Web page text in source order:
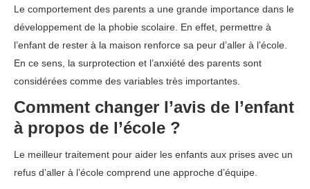
Le comportement des parents a une grande importance dans le
développement de la phobie scolaire. En effet, permettre à
l’enfant de rester à la maison renforce sa peur d’aller à l’école.
En ce sens, la surprotection et l’anxiété des parents sont
considérées comme des variables très importantes.
Comment changer l’avis de l’enfant
à propos de l’école ?
Le meilleur traitement pour aider les enfants aux prises avec un
refus d’aller à l’école comprend une approche d’équipe.